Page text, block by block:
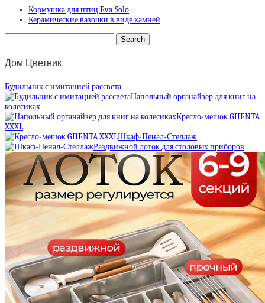
Кормушка для птиц Eva Solo
Керамические вазочки в виде камней
Дом Цветник
Будильник с имитацией рассвета
Напольный органайзер для книг на
колесиках
Кресло-мешок GHENTA
XXXL
Шкаф-Пенал-Стеллаж
Раздвижной лоток для столовых приборов